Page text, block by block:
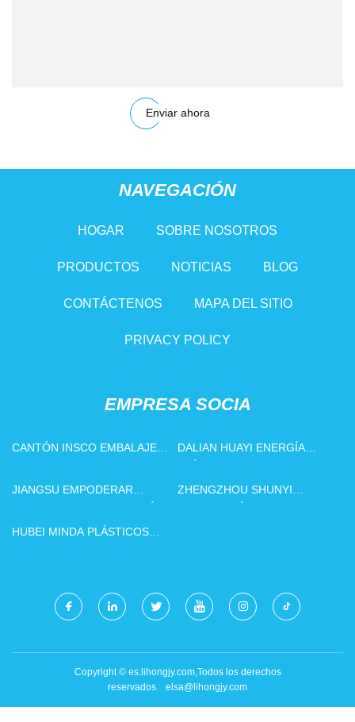
Enviar ahora
NAVEGACIÓN
HOGAR SOBRE NOSOTROS
PRODUCTOS NOTICIAS BLOG
CONTÁCTENOS MAPA DEL SITIO
PRIVACY POLICY
EMPRESA SOCIA
CANTÓN INSCO EMBALAJE
DALIAN HUAYI ENERGÍA
ELECTRODOMÉSTICOS CO.,
JIANGSU EMPODERAR
COMPAÑÍA, LIMITADO.
ZHENGZHOU SHUNYI
HUBEI MINDA PLÁSTICOS
Copyright © es.lihongjy.com,Todos los derechos
reservados. elsa@lihongjy.com